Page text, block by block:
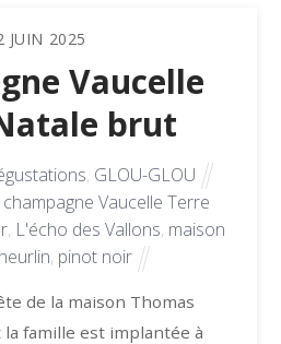
JUIN 2025
Vaucelle
brut
, GLOU-GLOU
champagne Vaucelle Terre
, L'écho des Vallons, maison
, pinot noir
de la maison Thomas
famille est implantée à